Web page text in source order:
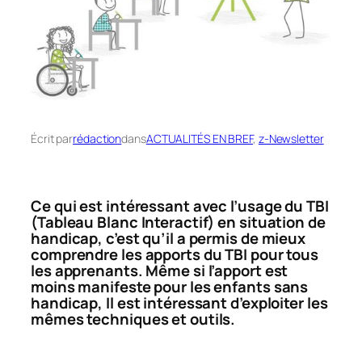
Écrit parrédactiondansACTUALITÉS EN BREF, z-Newsletter
Ce qui est intéressant avec l’usage du TBI
(Tableau Blanc Interactif) en situation de
handicap, c’est qu’il a permis de mieux
comprendre les apports du TBI pour tous
les apprenants. Même si l’apport est
moins manifeste pour les enfants sans
handicap, Il est intéressant d’exploiter les
mêmes techniques et outils.